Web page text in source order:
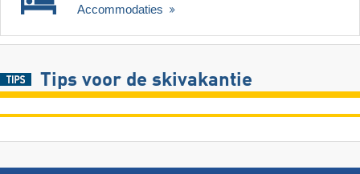
Accommodaties
Tips voor de skivakantie